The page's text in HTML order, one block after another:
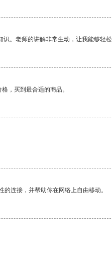
。老师的讲解非常生动，让我能够轻松
，买到最合适的商品。
连接，并帮助你在网络上自由移动。